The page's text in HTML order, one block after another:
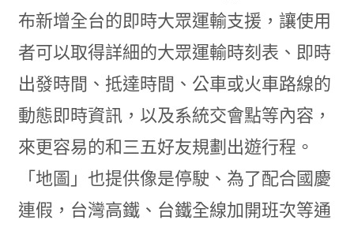
布新增全台的即時大眾運輸支援，讓使用
者可以取得詳細的大眾運輸時刻表、即時
出發時間、抵達時間、公車或火車路線的
動態即時資訊，以及系統交會點等內容，
來更容易的和三五好友規劃出遊行程。
「地圖」也提供像是停駛、為了配合國慶
連假，台灣高鐵、台鐵全線加開班次等通